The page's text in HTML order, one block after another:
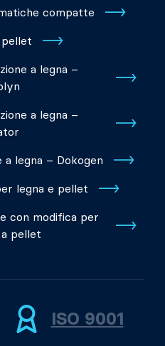
compatte
pellet
a legna –
a legna –
a legna – Dokogen
legna e pellet
con modifica per
pellet
ISO 9001